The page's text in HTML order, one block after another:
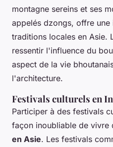
montagne sereins et ses
appelés dzongs, offre
traditions locales en Asie.
ressentir l'influence du
aspect de la vie
l'architecture.
Festivals culturels en
Participer à des festivals
façon inoubliable de vivre
en Asie. Les festivals